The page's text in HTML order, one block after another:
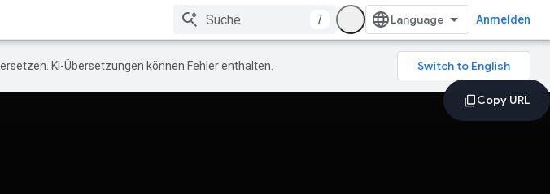
/ Anmelden
KI-Übersetzungen können Fehler enthalten.